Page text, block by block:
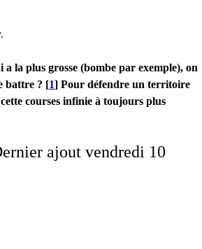
la plus grosse (bombe par exemple), on
battre ? [1] Pour défendre un territoire
courses infinie à toujours plus
ajout vendredi 10